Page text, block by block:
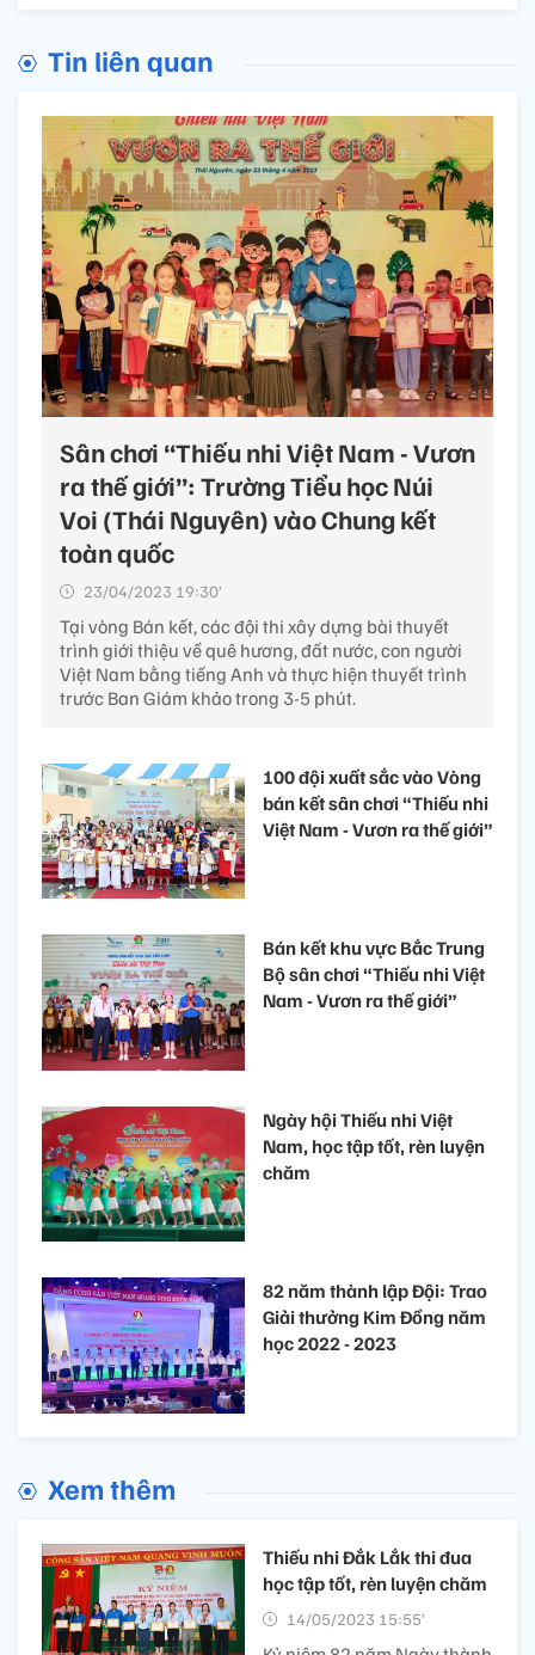
Tin liên quan
Sân chơi “Thiếu nhi Việt Nam - Vươn
ra thế giới”: Trường Tiểu học Núi
Voi (Thái Nguyên) vào Chung kết
toàn quốc
23/04/2023 19:30’
Tại vòng Bán kết, các đội thi xây dựng bài thuyết
trình giới thiệu về quê hương, đất nước, con người
Việt Nam bằng tiếng Anh và thực hiện thuyết trình
trước Ban Giám khảo trong 3-5 phút.
100 đội xuất sắc vào Vòng
bán kết sân chơi “Thiếu nhi
Việt Nam - Vươn ra thế giới”
Bán kết khu vực Bắc Trung
Bộ sân chơi “Thiếu nhi Việt
Nam - Vươn ra thế giới”
Ngày hội Thiếu nhi Việt
Nam, học tập tốt, rèn luyện
chăm
82 năm thành lập Đội: Trao
Giải thưởng Kim Đồng năm
học 2022 - 2023
Xem thêm
Thiếu nhi Đắk Lắk thi đua
học tập tốt, rèn luyện chăm
14/05/2023 15:55’